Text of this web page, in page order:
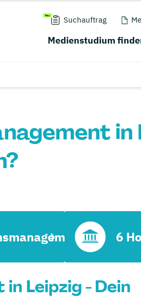
Suchauftrag
Medienstudium
in
6
Leipzig - Dein